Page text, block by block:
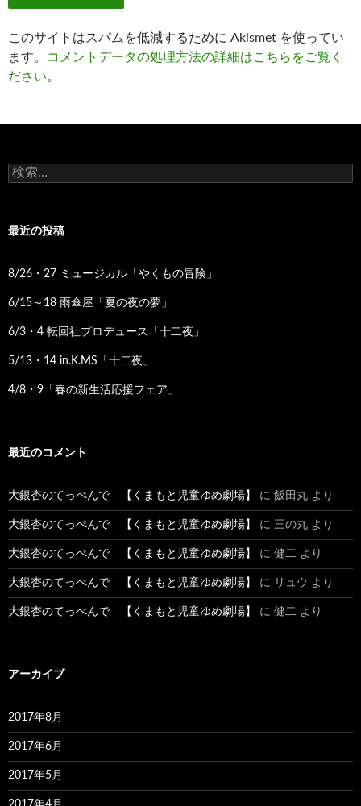
このサイトはスパムを低減するために Akismet を使ってい
ます。
コメントデータの処理方法の詳細はこちらをご覧く
ださい。
検
索:
最近の投稿
8/26・27 ミュージカル「やくもの冒険」
6/15～18 雨傘屋「夏の夜の夢」
6/3・4 転回社プロデュース「十二夜」
5/13・14 in.K.MS「十二夜」
4/8・9「春の新生活応援フェア」
最近のコメント
大銀杏のてっぺんで 【くまもと児童ゆめ劇場】 に 飯田丸 より
大銀杏のてっぺんで 【くまもと児童ゆめ劇場】 に 三の丸 より
大銀杏のてっぺんで 【くまもと児童ゆめ劇場】 に 健二 より
大銀杏のてっぺんで 【くまもと児童ゆめ劇場】 に リュウ より
大銀杏のてっぺんで 【くまもと児童ゆめ劇場】 に 健二 より
アーカイブ
2017年8月
2017年6月
2017年5月